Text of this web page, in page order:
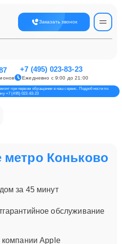
Заказать звонок
+7 (495) 023-83-23
Ежедневно с 9:00 до 21:00
при первом обращении в наш сервис. Подробности по
+7 (495) 023-83-23
метро Коньково
за 45 минут
обслуживание
компании Apple